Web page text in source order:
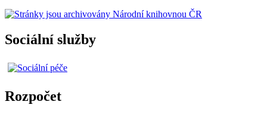
Sociální služby
Rozpočet